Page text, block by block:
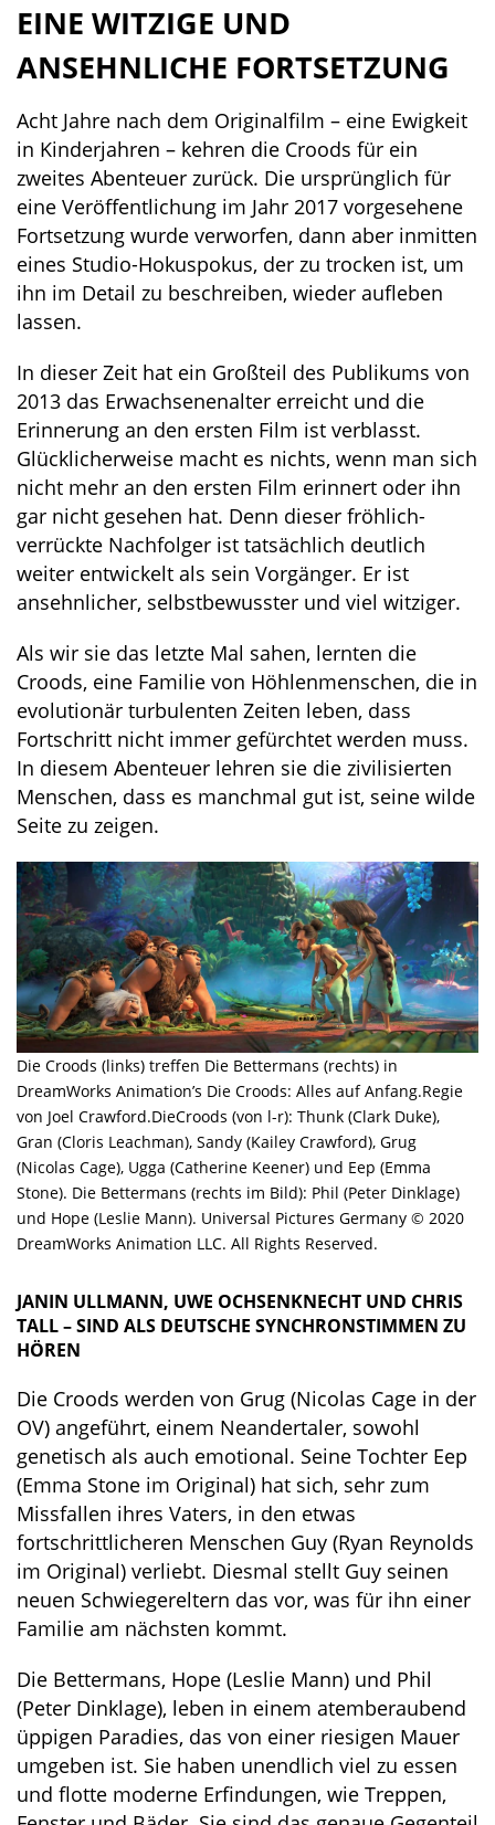
EINE WITZIGE UND
ANSEHNLICHE FORTSETZUNG
Acht Jahre nach dem Originalfilm – eine Ewigkeit
in Kinderjahren – kehren die Croods für ein
zweites Abenteuer zurück. Die ursprünglich für
eine Veröffentlichung im Jahr 2017 vorgesehene
Fortsetzung wurde verworfen, dann aber inmitten
eines Studio-Hokuspokus, der zu trocken ist, um
ihn im Detail zu beschreiben, wieder aufleben
lassen.
In dieser Zeit hat ein Großteil des Publikums von
2013 das Erwachsenenalter erreicht und die
Erinnerung an den ersten Film ist verblasst.
Glücklicherweise macht es nichts, wenn man sich
nicht mehr an den ersten Film erinnert oder ihn
gar nicht gesehen hat. Denn dieser fröhlich-
verrückte Nachfolger ist tatsächlich deutlich
weiter entwickelt als sein Vorgänger. Er ist
ansehnlicher, selbstbewusster und viel witziger.
Als wir sie das letzte Mal sahen, lernten die
Croods, eine Familie von Höhlenmenschen, die in
evolutionär turbulenten Zeiten leben, dass
Fortschritt nicht immer gefürchtet werden muss.
In diesem Abenteuer lehren sie die zivilisierten
Menschen, dass es manchmal gut ist, seine wilde
Seite zu zeigen.
Die Croods (links) treffen Die Bettermans (rechts) in
DreamWorks Animation’s Die Croods: Alles auf Anfang.Regie
von Joel Crawford.DieCroods (von l-r): Thunk (Clark Duke),
Gran (Cloris Leachman), Sandy (Kailey Crawford), Grug
(Nicolas Cage), Ugga (Catherine Keener) und Eep (Emma
Stone). Die Bettermans (rechts im Bild): Phil (Peter Dinklage)
und Hope (Leslie Mann). Universal Pictures Germany © 2020
DreamWorks Animation LLC. All Rights Reserved.
JANIN ULLMANN, UWE OCHSENKNECHT UND CHRIS
TALL – SIND ALS DEUTSCHE SYNCHRONSTIMMEN ZU
HÖREN
Die Croods werden von Grug (Nicolas Cage in der
OV) angeführt, einem Neandertaler, sowohl
genetisch als auch emotional. Seine Tochter Eep
(Emma Stone im Original) hat sich, sehr zum
Missfallen ihres Vaters, in den etwas
fortschrittlicheren Menschen Guy (Ryan Reynolds
im Original) verliebt. Diesmal stellt Guy seinen
neuen Schwiegereltern das vor, was für ihn einer
Familie am nächsten kommt.
Die Bettermans, Hope (Leslie Mann) und Phil
(Peter Dinklage), leben in einem atemberaubend
üppigen Paradies, das von einer riesigen Mauer
umgeben ist. Sie haben unendlich viel zu essen
und flotte moderne Erfindungen, wie Treppen,